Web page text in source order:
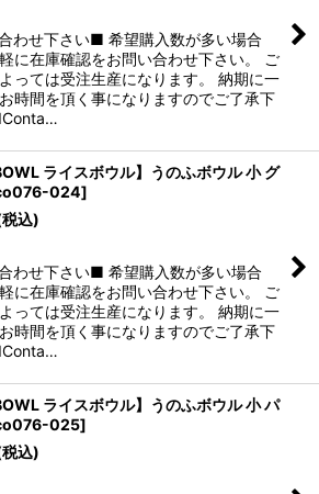
わせ下さい■ 希望購入数が多い場合
に在庫確認をお問い合わせ下さい。 ご
っては受注生産になります。 納期に一
時間を頂く事になりますのでご了承下
ライスボウル】うのふボウル 小 グ
024]
込)
わせ下さい■ 希望購入数が多い場合
に在庫確認をお問い合わせ下さい。 ご
っては受注生産になります。 納期に一
時間を頂く事になりますのでご了承下
ライスボウル】うのふボウル 小 パ
025]
込)